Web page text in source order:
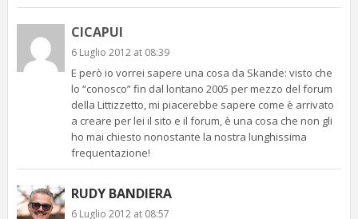
CICAPUI
6 Luglio 2012 at 08:39
E però io vorrei sapere una cosa da Skande: visto che
lo “conosco” fin dal lontano 2005 per mezzo del forum
della Littizzetto, mi piacerebbe sapere come è arrivato
a creare per lei il sito e il forum, è una cosa che non gli
ho mai chiesto nonostante la nostra lunghissima
frequentazione!
RUDY BANDIERA
6 Luglio 2012 at 08:57